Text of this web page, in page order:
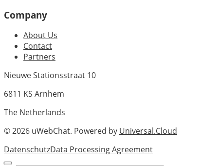
Company
About Us
Contact
Partners
Nieuwe Stationsstraat 10
6811 KS Arnhem
The Netherlands
©2026 uWebChat. Powered by Universal.Cloud
DatenschutzData Processing Agreement